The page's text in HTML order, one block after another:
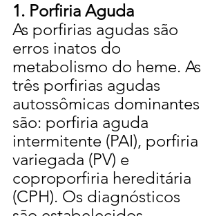
1. Porfiria Aguda
As porfirias agudas são
erros inatos do
metabolismo do heme. As
três porfirias agudas
autossômicas dominantes
são: porfiria aguda
intermitente (PAI), porfiria
variegada (PV) e
coproporfiria hereditária
(CPH). Os diagnósticos